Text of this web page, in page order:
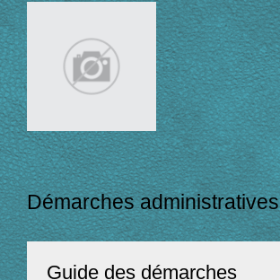
Démarches administratives
Guide des démarches